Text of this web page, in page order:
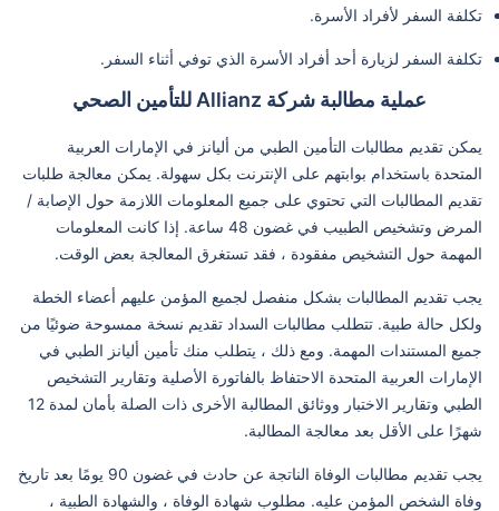
تكلفة السفر لأفراد الأسرة.
تكلفة السفر لزيارة أحد أفراد الأسرة الذي توفي أثناء السفر.
عملية مطالبة شركة Allianz للتأمين الصحي
يمكن تقديم مطالبات التأمين الطبي من أليانز في الإمارات العربية
المتحدة باستخدام بوابتهم على الإنترنت بكل سهولة. يمكن معالجة طلبات
تقديم المطالبات التي تحتوي على جميع المعلومات اللازمة حول الإصابة /
المرض وتشخيص الطبيب في غضون 48 ساعة. إذا كانت المعلومات
المهمة حول التشخيص مفقودة ، فقد تستغرق المعالجة بعض الوقت.
يجب تقديم المطالبات بشكل منفصل لجميع المؤمن عليهم أعضاء الخطة
ولكل حالة طبية. تتطلب مطالبات السداد تقديم نسخة ممسوحة ضوئيًا من
جميع المستندات المهمة. ومع ذلك ، يتطلب منك تأمين أليانز الطبي في
الإمارات العربية المتحدة الاحتفاظ بالفاتورة الأصلية وتقارير التشخيص
الطبي وتقارير الاختبار ووثائق المطالبة الأخرى ذات الصلة بأمان لمدة 12
شهرًا على الأقل بعد معالجة المطالبة.
يجب تقديم مطالبات الوفاة الناتجة عن حادث في غضون 90 يومًا بعد تاريخ
وفاة الشخص المؤمن عليه. مطلوب شهادة الوفاة ، والشهادة الطبية ،